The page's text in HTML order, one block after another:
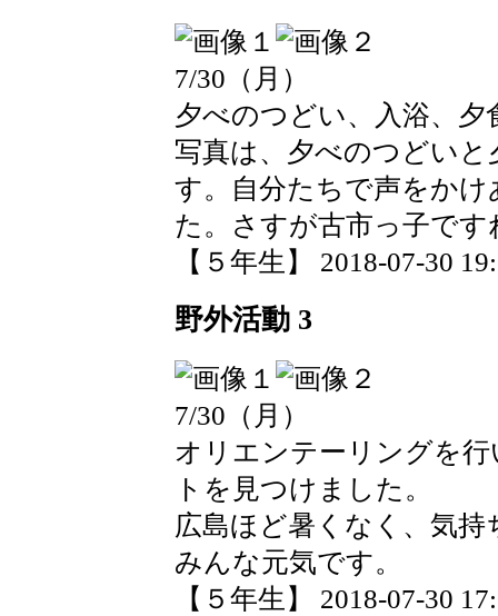
7/30（月）
夕べのつどい、入浴、
写真は、夕べのつどい
す。自分たちで声をか
た。さすが古市っ子です
【５年生】 2018-07-30
野外活動 3
7/30（月）
オリエンテーリングを
トを見つけました。
広島ほど暑くなく、気
みんな元気です。
【５年生】 2018-07-30